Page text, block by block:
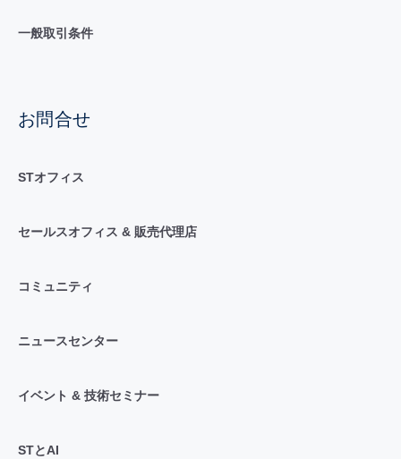
一般取引条件
お問合せ
STオフィス
セールスオフィス & 販売代理店
コミュニティ
ニュースセンター
イベント & 技術セミナー
STとAI